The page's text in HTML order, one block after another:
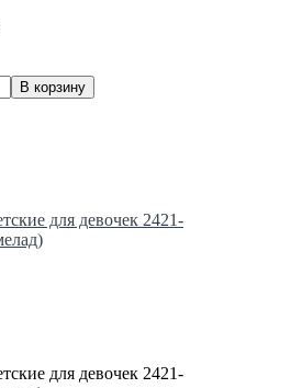
для девочек 2421-
для девочек 2421-